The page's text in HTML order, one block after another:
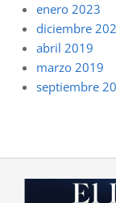
enero 2023
diciembre
abril 2019
marzo 2019
septiembre